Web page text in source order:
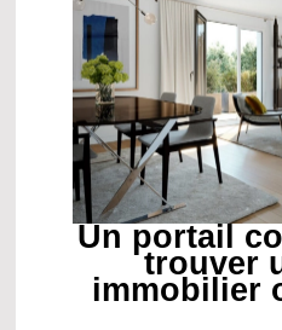
Un portail
trouver
immobilier